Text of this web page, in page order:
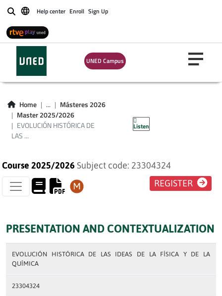
BuscarHelp center Enroll Sign Up
UNED Campus
Home ...
Másteres 2026
Master 2025/2026
EVOLUCIÓN HISTÓRICA DE
LAS ...
Listen
EVOLUCIÓN
HISTÓRICA DE LAS
IDEAS DE LA FÍSICA
Y DE LA QUÍMICA
Course 2025/2026 Subject code: 23304324
REGISTER
PRESENTATION AND CONTEXTUALIZATION
EVOLUCIÓN HISTÓRICA DE LAS IDEAS DE LA FÍSICA Y DE LA
QUÍMICA
23304324